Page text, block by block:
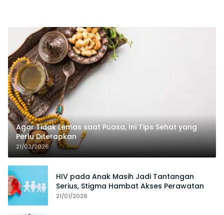
Agar Tidak Lemas saat Puasa, Ini Tips Sehat yang
Perlu Diterapkan
21/02/2026
HIV pada Anak Masih Jadi Tantangan
Serius, Stigma Hambat Akses Perawatan
21/01/2026